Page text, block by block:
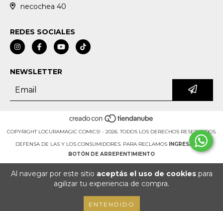
Al navegar por este sitio aceptás el uso de cookiespara
agilizar tu experiencia de compra.
ENTENDIDO
necochea 40
REDES SOCIALES
NEWSLETTER
COPYRIGHT LOCURAMAGIC COMICS! - 2026. TODOS LOS DERECHOS RESERVADOS.
DEFENSA DE LAS Y LOS CONSUMIDORES. PARA RECLAMOS INGRESÁ ACÁ.
BOTÓN DE ARREPENTIMIENTO